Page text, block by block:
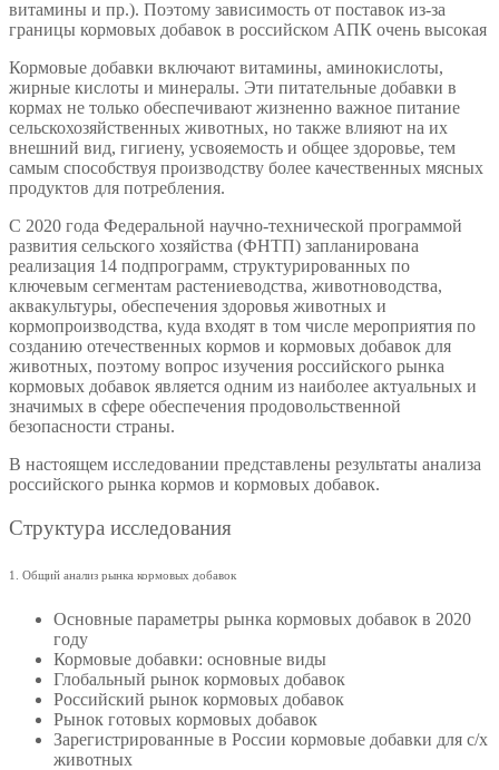
витамины и пр.). Поэтому зависимость от поставок из-за
границы кормовых добавок в российском АПК очень высокая
Кормовые добавки включают витамины, аминокислоты,
жирные кислоты и минералы. Эти питательные добавки в
кормах не только обеспечивают жизненно важное питание
сельскохозяйственных животных, но также влияют на их
внешний вид, гигиену, усвояемость и общее здоровье, тем
самым способствуя производству более качественных мясных
продуктов для потребления.
С 2020 года Федеральной научно-технической программой
развития сельского хозяйства (ФНТП) запланирована
реализация 14 подпрограмм, структурированных по
ключевым сегментам растениеводства, животноводства,
аквакультуры, обеспечения здоровья животных и
кормопроизводства, куда входят в том числе мероприятия по
созданию отечественных кормов и кормовых добавок для
животных, поэтому вопрос изучения российского рынка
кормовых добавок является одним из наиболее актуальных и
значимых в сфере обеспечения продовольственной
безопасности страны.
В настоящем исследовании представлены результаты анализа
российского рынка кормов и кормовых добавок.
Структура исследования
1. Общий анализ рынка кормовых добавок
Основные параметры рынка кормовых добавок в 2020
году
Кормовые добавки: основные виды
Глобальный рынок кормовых добавок
Российский рынок кормовых добавок
Рынок готовых кормовых добавок
Зарегистрированные в России кормовые добавки для с/х
животных